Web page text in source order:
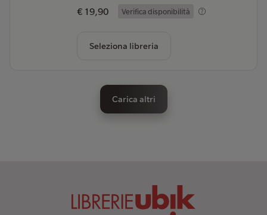
€ 19,90 Verifica disponibilità
Seleziona libreria
Carica altri